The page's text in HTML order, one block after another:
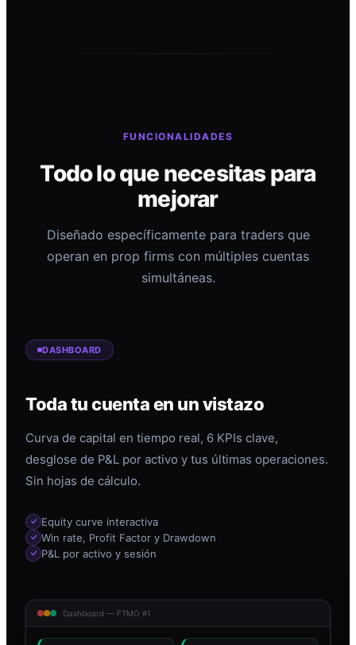
FUNCIONALIDADES
Todo lo que necesitas para
mejorar
Diseñado específicamente para traders que
operan en prop firms con múltiples cuentas
simultáneas.
DASHBOARD
Toda tu cuenta en un vistazo
Curva de capital en tiempo real, 6 KPIs clave,
desglose de P&L por activo y tus últimas operaciones.
Sin hojas de cálculo.
Equity curve interactiva
Win rate, Profit Factor y Drawdown
P&L por activo y sesión
Dashboard — FTMO #1